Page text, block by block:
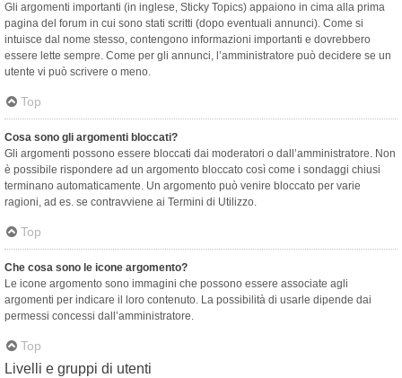
Gli argomenti importanti (in inglese, Sticky Topics) appaiono in cima alla prima
pagina del forum in cui sono stati scritti (dopo eventuali annunci). Come si
intuisce dal nome stesso, contengono informazioni importanti e dovrebbero
essere lette sempre. Come per gli annunci, l’amministratore può decidere se un
utente vi può scrivere o meno.
Top
Cosa sono gli argomenti bloccati?
Gli argomenti possono essere bloccati dai moderatori o dall’amministratore. Non
è possibile rispondere ad un argomento bloccato così come i sondaggi chiusi
terminano automaticamente. Un argomento può venire bloccato per varie
ragioni, ad es. se contravviene ai Termini di Utilizzo.
Top
Che cosa sono le icone argomento?
Le icone argomento sono immagini che possono essere associate agli
argomenti per indicare il loro contenuto. La possibilità di usarle dipende dai
permessi concessi dall’amministratore.
Top
Livelli e gruppi di utenti